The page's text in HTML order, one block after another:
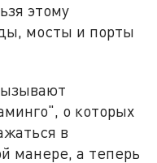
этому
мосты и порты
о которых
в
манере, а теперь